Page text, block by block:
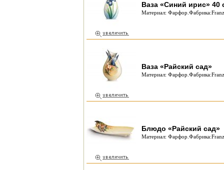
Ваза «Синий ирис» 40
Материал:
Ваза «Райский сад»
Материал:
Блюдо «Райский сад»
Материал: